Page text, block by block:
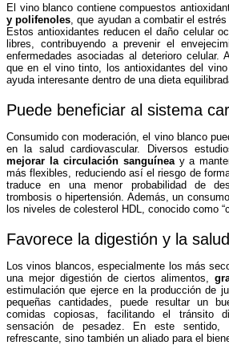
El vino blanco contiene compuestos
y polifenoles , que ayudan a combatir el
Estos antioxidantes reducen el daño celular
libres, contribuyendo a prevenir el
enfermedades asociadas al deterioro celular.
que en el vino tinto, los antioxidantes del
ayuda interesante dentro de una dieta
Puede beneficiar al sistema
Consumido con moderación, el vino blanco
en la salud cardiovascular. Diversos
mejorar la circulación sanguíneay a
más flexibles, reduciendo así el riesgo de
traduce en una menor probabilidad de
trombosis o hipertensión. Además, un
los niveles de colesterol HDL, conocido como
Favorece la digestión y la
Los vinos blancos, especialmente los más
una mejor digestión de ciertos alimentos,
estimulación que ejerce en la producción de
pequeñas cantidades, puede resultar un
comidas copiosas, facilitando el tránsito
sensación de pesadez. En este
refrescante, sino también un aliado para el